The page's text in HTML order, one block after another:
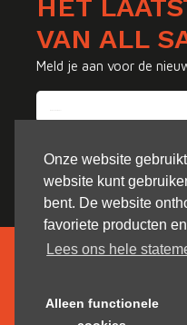
Onze website
website kunt
bent. De website
favoriete producten
Lees ons hele
Alleen functionele
HET
VAN ALL
Meld je aan voor de